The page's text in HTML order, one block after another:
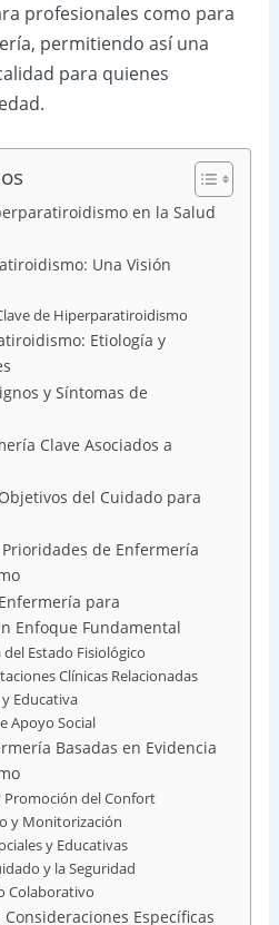
profesionales como para
permitiendo así una
para quienes
en la Salud
Una Visión
de Hiperparatiroidismo
Etiología y
y Síntomas de
Clave Asociados a
del Cuidado para
de Enfermería
para
Enfoque Fundamental
Estado Fisiológico
Clínicas Relacionadas
Educativa
Apoyo Social
Basadas en Evidencia
Promoción del Confort
y Monitorización
y Educativas
y la Seguridad
Colaborativo
Específicas